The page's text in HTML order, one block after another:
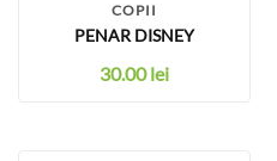
COPII
PENAR DISNEY
30.00lei